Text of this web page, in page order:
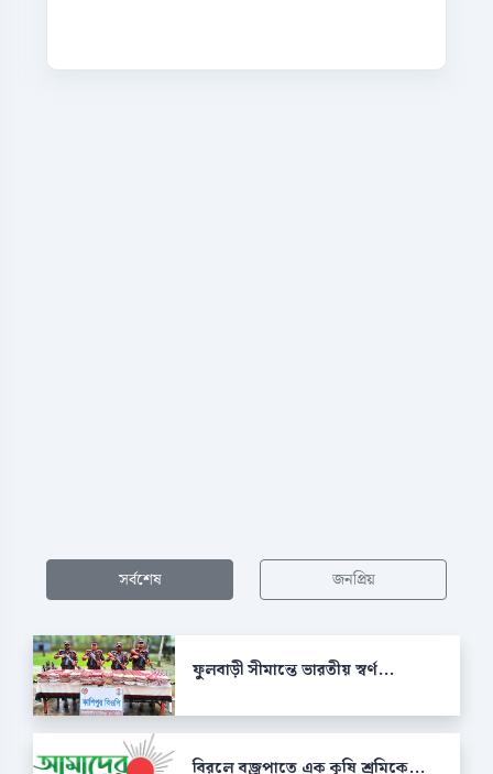
সর্বশেষ জনপ্রিয়
ফুলবাড়ী সীমান্তে ভারতীয় স্বর্ণ...
বিরলে বজ্রপাতে এক কৃষি শ্রমিকে...